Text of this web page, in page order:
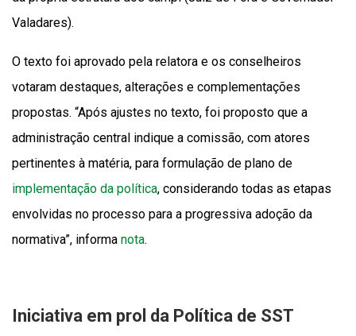
Valadares).
O texto foi aprovado pela relatora e os conselheiros
votaram destaques, alterações e complementações
propostas. “Após ajustes no texto, foi proposto que a
administração central indique a comissão, com atores
pertinentes à matéria, para formulação de plano de
implementação da política, considerando todas as etapas
envolvidas no processo para a progressiva adoção da
normativa”, informa nota.
Iniciativa em prol da Política de SST